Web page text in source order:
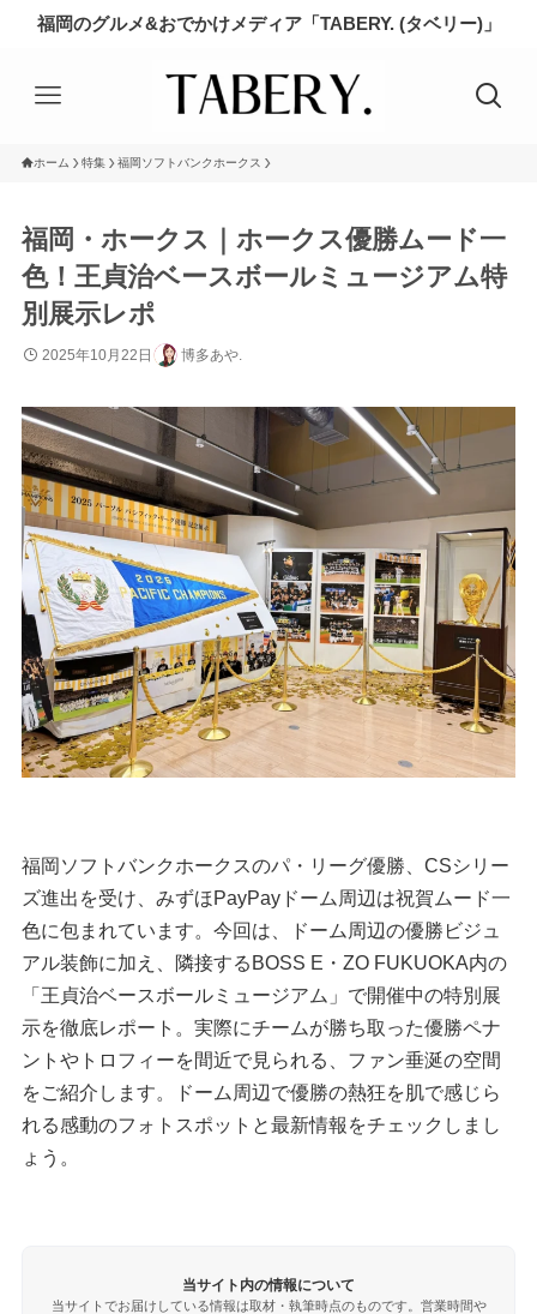
福岡のグルメ&おでかけメディア「TABERY. (タベリー)」
ホーム 特集 福岡ソフトバンクホークス
福岡・ホークス｜ホークス優勝ムード一
色！王貞治ベースボールミュージアム特
別展示レポ
2025年10月22日 博多あや.
福岡ソフトバンクホークスのパ・リーグ優勝、CSシリー
ズ進出を受け、みずほPayPayドーム周辺は祝賀ムード一
色に包まれています。今回は、ドーム周辺の優勝ビジュ
アル装飾に加え、隣接するBOSS E・ZO FUKUOKA内の
「王貞治ベースボールミュージアム」で開催中の特別展
示を徹底レポート。実際にチームが勝ち取った優勝ペナ
ントやトロフィーを間近で見られる、ファン垂涎の空間
をご紹介します。ドーム周辺で優勝の熱狂を肌で感じら
れる感動のフォトスポットと最新情報をチェックしまし
ょう。
当サイト内の情報について
当サイトでお届けしている情報は取材・執筆時点のものです。営業時間や